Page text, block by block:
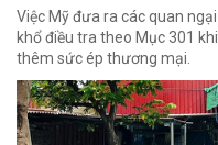
Việc Mỹ đưa ra các quan
khổ điều tra theo Mục 301
thêm sức ép thương mại.